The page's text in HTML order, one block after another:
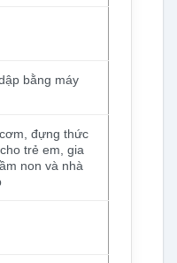
bằng máy
đựng thức
trẻ em, gia
non và nhà